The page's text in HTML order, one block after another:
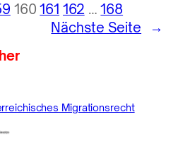
160 161 162 … 168
Nächste Seite
→
Migrationsrecht